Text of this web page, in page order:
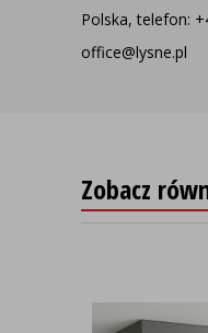
Polska, telefon:
office@lysne.pl
Zobacz